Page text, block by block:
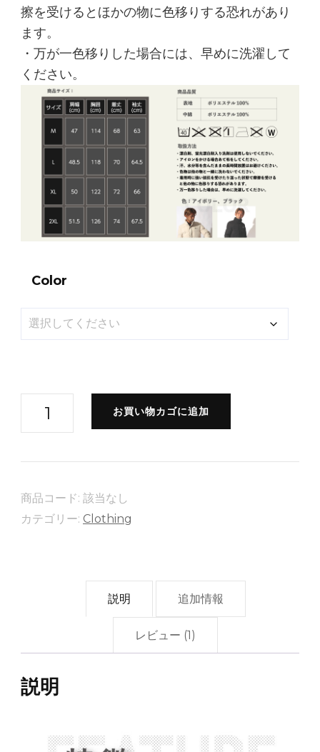
擦を受けるとほかの物に色移りする恐れがあり
ます。
・万が一色移りした場合には、早めに洗濯して
ください。
Color
鉄
フ
ァ
ン
ャ
お買い物カゴに追加
商品コード: 該当なし
カテゴリー: Clothing
説明 追加情報
レビュー (1)
説明